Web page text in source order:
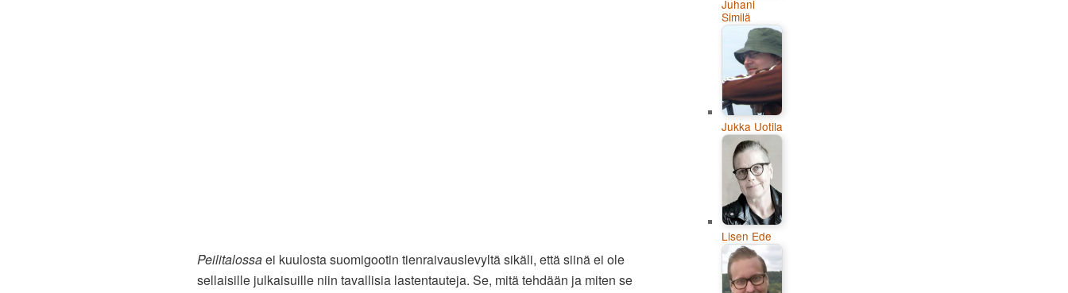
Peilitalossaei kuulosta suomigootin tienraivauslevyltä sikäli, että siinä ei ole
sellaisille julkaisuille niin tavallisia lastentauteja. Se, mitä tehdään ja miten se
Juhani
Similä
Jukka Uotila
Lisen Ede